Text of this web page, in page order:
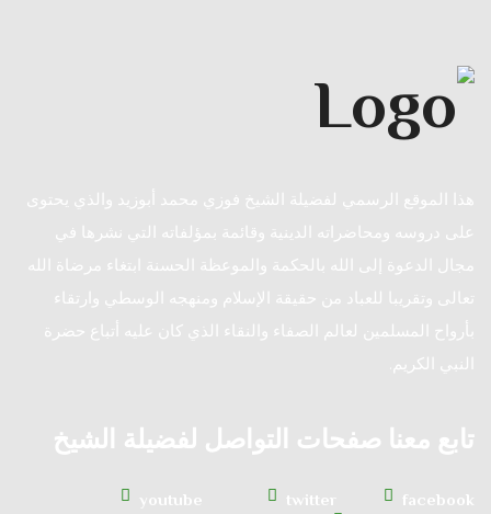
هذا الموقع الرسمي لفضيلة الشيخ فوزي محمد أبوزيد والذي يحتوى
على دروسه ومحاضراته الدينية وقائمة بمؤلفاته التي نشرها في
مجال الدعوة إلى الله بالحكمة والموعظة الحسنة ابتغاء مرضاة الله
تعالى وتقريبا للعباد من حقيقة الإسلام ومنهجه الوسطي وارتقاء
بأرواح المسلمين لعالم الصفاء والنقاء الذي كان عليه أتباع حضرة
النبي الكريم.
تابع معنا صفحات التواصل لفضيلة الشيخ
facebook
twitter
youtube